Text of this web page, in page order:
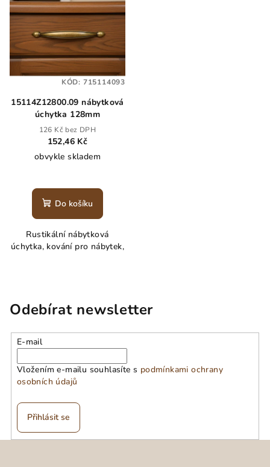
15114Z12800.09 nábytková
úchytka 128mm
126 Kč bez DPH
152,46 Kč
obvykle skladem
Do košíku
Rustikální nábytková
úchytka, kování pro nábytek,
KÓD: 715114093
Odebírat newsletter
E-mail
Vložením e-mailu souhlasíte s podmínkami ochrany
osobních údajů
Přihlásit se